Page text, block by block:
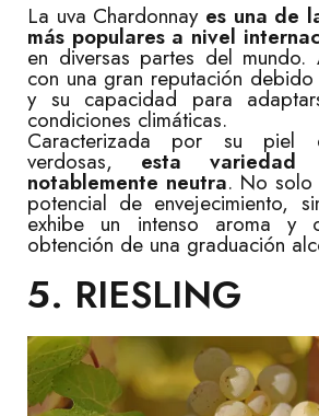
La uva Chardonnay es una de
más populares a nivel
en diversas partes del mundo.
con una gran reputación
y su capacidad para
condiciones climáticas.
Caracterizada por su piel
verdosas, esta
notablemente neutra. No solo
potencial de envejecimiento,
exhibe un intenso aroma y
obtención de una graduación
5. RIESLING